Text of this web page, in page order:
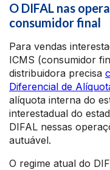
O DIFAL nas
consumidor final
Para vendas
ICMS (consumidor
distribuidora precisa
Diferencial de
alíquota interna do
interestadual do
DIFAL nessas
autuável.
O regime atual do